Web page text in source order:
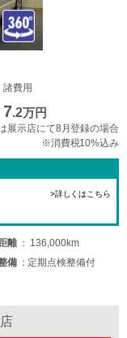
諸費用
7.2万円
展示店にて8月登録の場合
※消費税10%込み
>詳しくはこちら
離
136,000km
備
定期点検整備付